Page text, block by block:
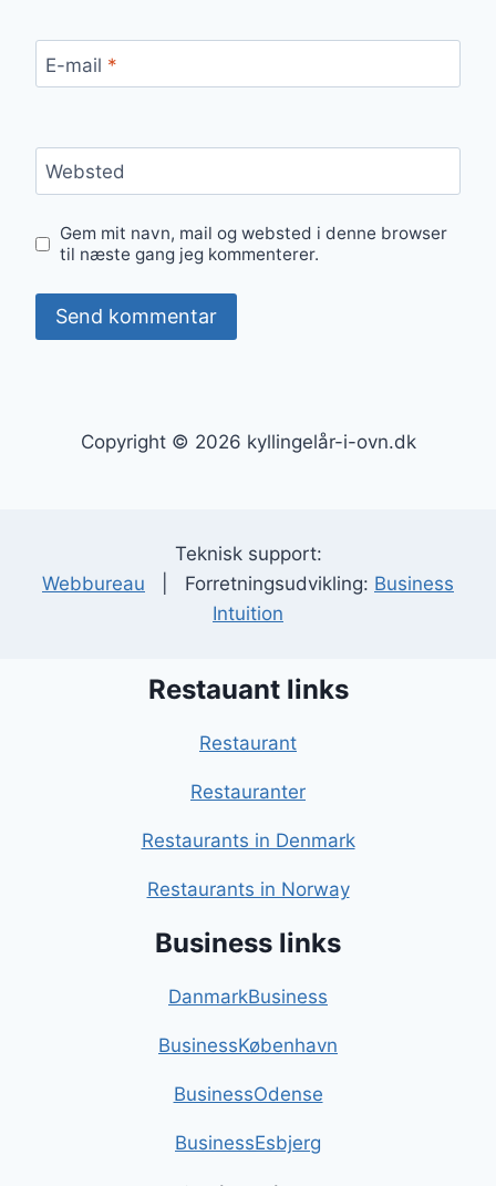
E-mail *
Websted
Gem mit navn, mail og websted i denne browser
til næste gang jeg kommenterer.
Copyright © 2026 kyllingelår-i-ovn.dk
Teknisk support:
Webbureau | Forretningsudvikling: Business
Intuition
Restauant links
Restaurant
Restauranter
Restaurants in Denmark
Restaurants in Norway
Business links
DanmarkBusiness
BusinessKøbenhavn
BusinessOdense
BusinessEsbjerg